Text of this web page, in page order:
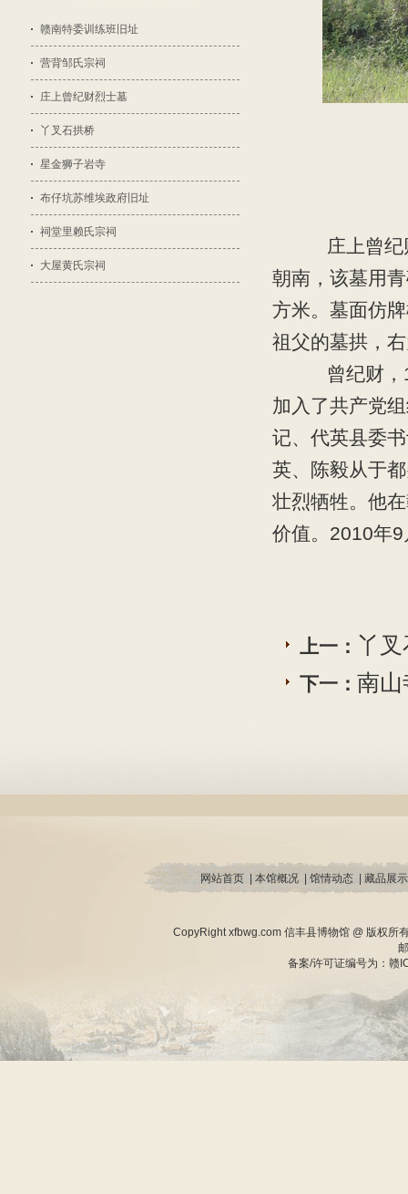
赣南特委训练班旧址
营背邹氏宗祠
庄上曾纪财烈士墓
丫叉石拱桥
星金狮子岩寺
布仔坑苏维埃政府旧址
祠堂里赖氏宗祠
大屋黄氏宗祠
庄上曾纪财
朝南，该墓用
方米。墓面仿
祖父的墓拱，
曾纪财，
加入了共产党
记、代英县委
英、陈毅从于
壮烈牺牲。他
价值。2010年
上一： 丫
下一： 南山
网站首页 本馆概况 馆情动态 藏品展示
CopyRight xfbwg.com 信丰县博物馆 @ 版权所
备案/许可证编号为：赣